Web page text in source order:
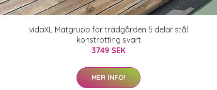
vidaXL Matgrupp för trädgården 5 delar stål
konstrotting svart
3749 SEK
MER INFO!